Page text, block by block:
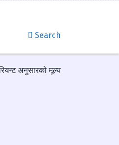
Search
अनुसारको मूल्य